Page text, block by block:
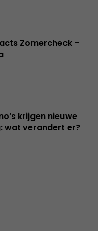
Zomercheck –
krijgen nieuwe
wat verandert er?